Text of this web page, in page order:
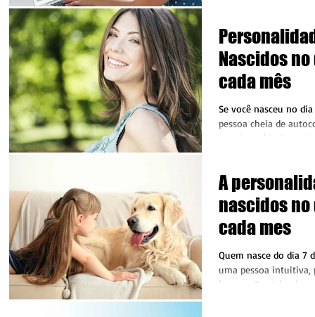
Nascidos no
cada mês
Se você nasceu no
pessoa cheia de
para isso: é
A
nascidos no
cada mes
Quem nasce do dia 7
uma pessoa intuitiva,
íntegra. Também é